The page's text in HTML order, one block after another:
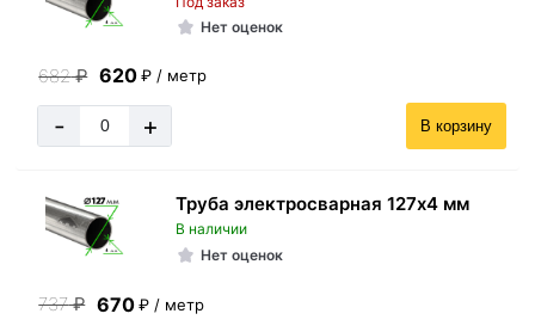
Нет оценок
682₽ 620 ₽ / метр
- + В корзину
Труба электросварная 127х4 мм
В наличии
Нет оценок
737₽ 670 ₽ / метр